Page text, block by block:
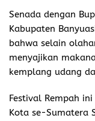
Senada dengan
Kabupaten
bahwa selain
menyajikan
kemplang udang
Festival Rempah
Kota se-Sumatera